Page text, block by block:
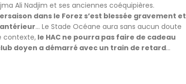
Ali Nadjim et ses anciennes coéquipières.
dans le Forez s’est blessée gravement et
… Le Stade Océane aura sans aucun doute
contexte,le HAC ne pourra pas faire de cadeau
doyen a démarré avec un train de retard…